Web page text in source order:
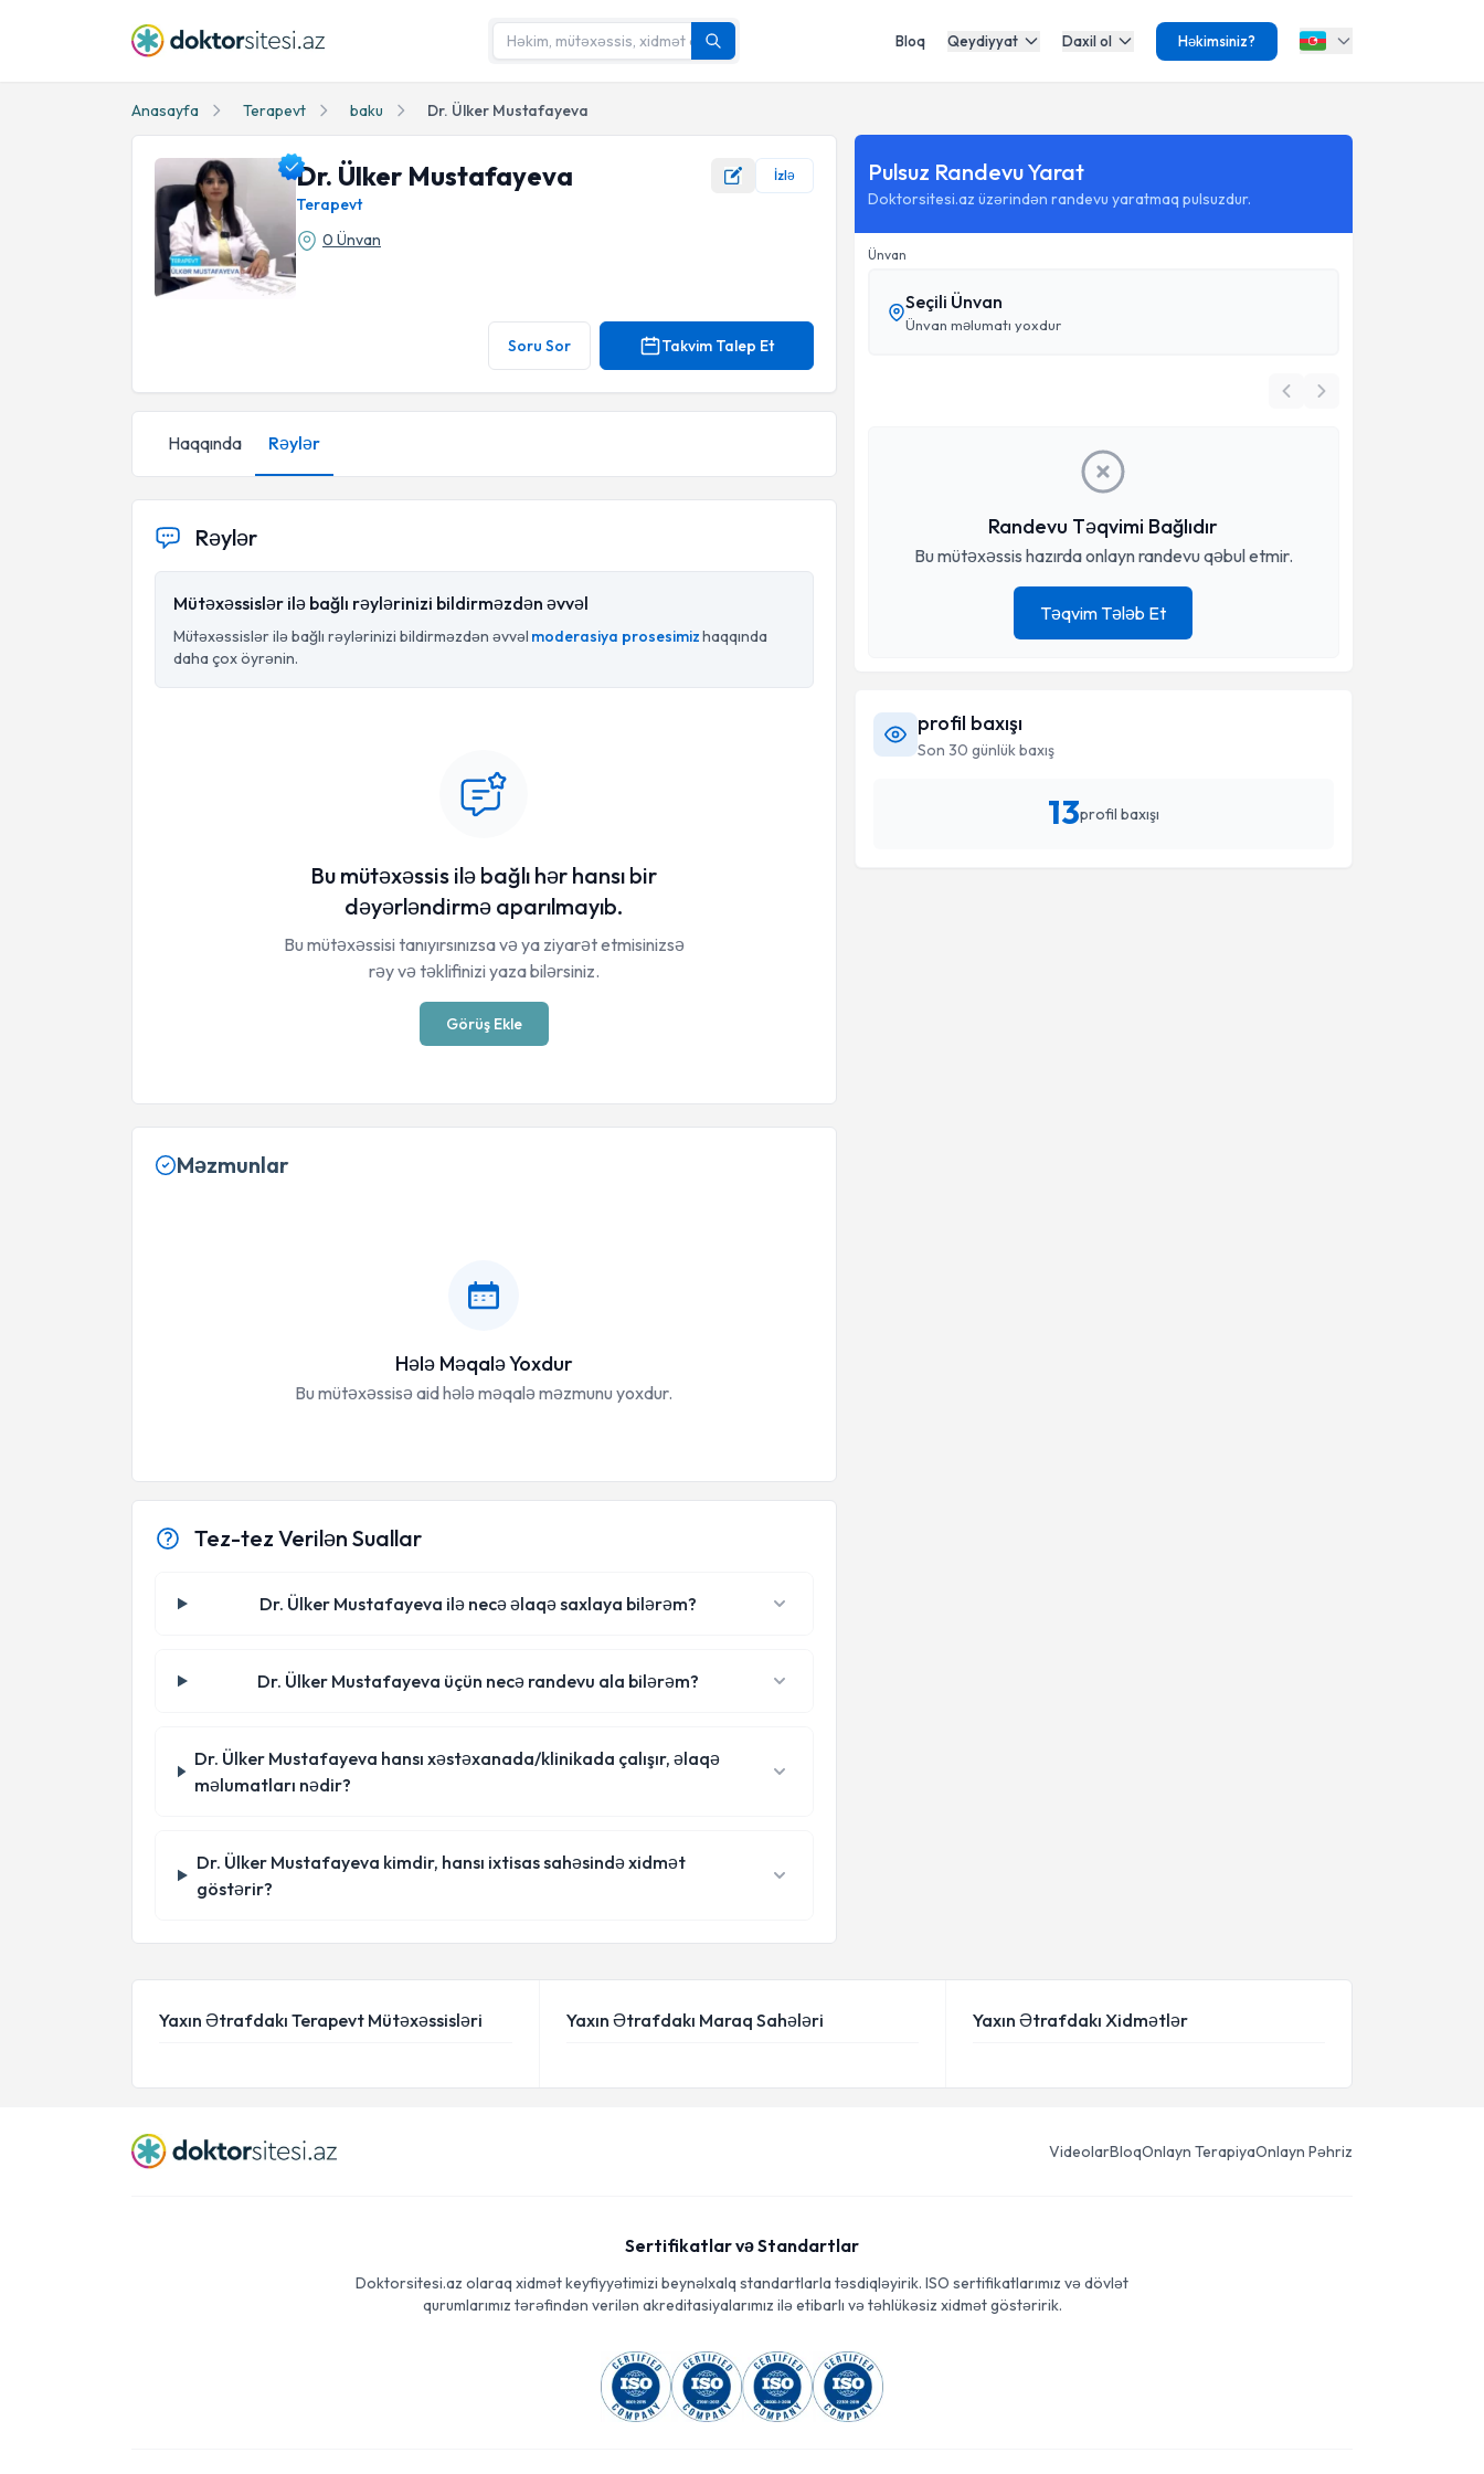
Bloq Qeydiyyat Daxil ol Həkimsiniz?
Anasayfa Terapevt baku Dr. Ülker Mustafayeva
Dr. Ülker Mustafayeva İzlə
Terapevt
0 Ünvan
Soru Sor Takvim Talep Et
Haqqında Rəylər
Rəylər
Mütəxəssislər ilə bağlı rəylərinizi bildirməzdən əvvəl
Mütəxəssislər ilə bağlı rəylərinizi bildirməzdən əvvəl moderasiya prosesimizhaqqında
daha çox öyrənin.
Bu mütəxəssis ilə bağlı hər hansı bir
dəyərləndirmə aparılmayıb.
Bu mütəxəssisi tanıyırsınızsa və ya ziyarət etmisinizsə
rəy və təklifinizi yaza bilərsiniz.
Görüş Ekle
Məzmunlar
Hələ Məqalə Yoxdur
Bu mütəxəssisə aid hələ məqalə məzmunu yoxdur.
Tez-tez Verilən Suallar
Dr. Ülker Mustafayeva ilə necə əlaqə saxlaya bilərəm?
Dr. Ülker Mustafayeva üçün necə randevu ala bilərəm?
Dr. Ülker Mustafayeva hansı xəstəxanada/klinikada çalışır, əlaqə
məlumatları nədir?
Dr. Ülker Mustafayeva kimdir, hansı ixtisas sahəsində xidmət
göstərir?
Pulsuz Randevu Yarat
Doktorsitesi.az üzərindən randevu yaratmaq pulsuzdur.
Ünvan
Seçili Ünvan
Ünvan məlumatı yoxdur
Randevu Təqvimi Bağlıdır
Bu mütəxəssis hazırda onlayn randevu qəbul etmir.
Təqvim Tələb Et
profil baxışı
Son 30 günlük baxış
13profil baxışı
Yaxın Ətrafdakı Terapevt Mütəxəssisləri Yaxın Ətrafdakı Maraq Sahələri Yaxın Ətrafdakı Xidmətlər
VideolarBloqOnlayn TerapiyaOnlayn Pəhriz
Sertifikatlar və Standartlar
Doktorsitesi.az olaraq xidmət keyfiyyətimizi beynəlxalq standartlarla təsdiqləyirik. ISO sertifikatlarımız və dövlət
qurumlarımız tərəfindən verilən akreditasiyalarımız ilə etibarlı və təhlükəsiz xidmət göstəririk.